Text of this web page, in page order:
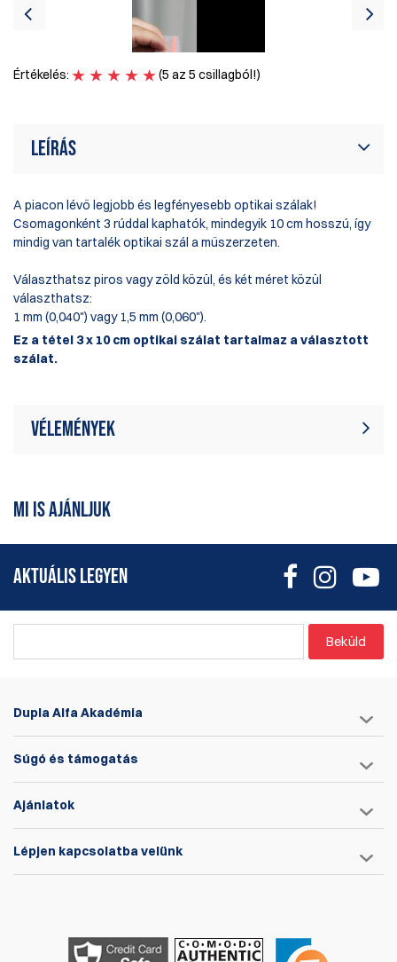
Értékelés: (5 az 5 csillagból!)
Leírás
A piacon lévő legjobb és legfényesebb optikai szálak!
Csomagonként 3 rúddal kaphatók, mindegyik 10 cm hosszú, így
mindig van tartalék optikai szál a műszerzeten.
Választhatsz piros vagy zöld közül, és két méret közül
választhatsz:
1 mm (0,040") vagy 1,5 mm (0,060").
Ez a tétel 3 x 10 cm optikai szálat tartalmaz a választott
szálat.
Vélemények
Legyél Te az első, aki ír értékelést
MI IS AJÁNLJUK
AKTUÁLIS LEGYEN
Beküld
Dupla Alfa Akadémia
Súgó és támogatás
Ajánlatok
Lépjen kapcsolatba velünk